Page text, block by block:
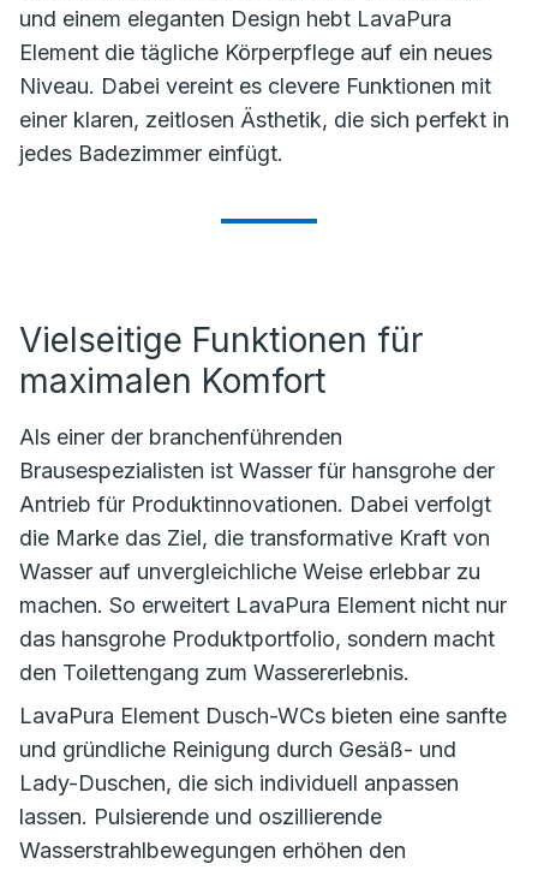
und einem eleganten Design hebt LavaPura
Element die tägliche Körperpflege auf ein neues
Niveau. Dabei vereint es clevere Funktionen mit
einer klaren, zeitlosen Ästhetik, die sich perfekt in
jedes Badezimmer einfügt.
Vielseitige Funktionen für
maximalen Komfort
Als einer der branchenführenden
Brausespezialisten ist Wasser für hansgrohe der
Antrieb für Produktinnovationen. Dabei verfolgt
die Marke das Ziel, die transformative Kraft von
Wasser auf unvergleichliche Weise erlebbar zu
machen. So erweitert LavaPura Element nicht nur
das hansgrohe Produktportfolio, sondern macht
den Toilettengang zum Wassererlebnis.
LavaPura Element Dusch-WCs bieten eine sanfte
und gründliche Reinigung durch Gesäß- und
Lady-Duschen, die sich individuell anpassen
lassen. Pulsierende und oszillierende
Wasserstrahlbewegungen erhöhen den